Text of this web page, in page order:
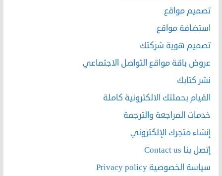
تصميم مواقع
استضافة مواقع
تصميم هوية شركتك
عروض باقة مواقع التواصل الاجتماعي
نشر كتابك
القيام بحملتك الالكترونية كاملة
خدمات المراجعة والترجمة
إنشاء متجرك الإلكتروني
إتصل بنا Contact us
سياسة الخصوصية Privacy policy